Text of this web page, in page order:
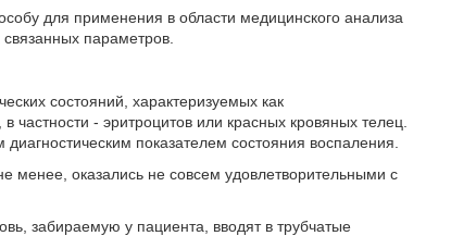
для применения в области медицинского анализа
параметров.
состояний, характеризуемых как
частности - эритроцитов или красных кровяных телец.
показателем состояния воспаления.
оказались не совсем удовлетворительными с
забираемую у пациента, вводят в трубчатые